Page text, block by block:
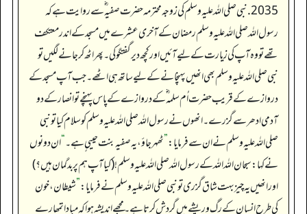
2035. نبی صلی اللہ علیہ وسلم کی زوجہ محترمہ حضرت صفیہ ؓ سے روایت ہے کہ
رسول اللہ صلی اللہ علیہ وسلم رمضان کے آخری عشرے میں مسجد کے اندر معتکف
تھے تو وہ آپ کی زیارت کے لیے آئیں اور کچھ دیر گفتگو کی۔ پھر اٹھ کر جانےلگیں تو
نبی صلی اللہ علیہ وسلم بھی انھیں پہنچانے کے لیے ساتھ ہی اٹھے۔ جب آپ مسجد کے
دروازے کےقریب حضرت اُم سلمہ ؓ کے دروازے کے پاس پہنچے تو انصارکے دو
آدمی ادھر سے گزرے۔ انھوں نے رسول اللہ صلی اللہ علیہ وسلم کو سلام کیا تو نبی
صلی اللہ علیہ وسلم نے ان سے فرمایا:”ٹھہرجاؤ، یہ صفیہ بنت حییی ٍ ہے۔“ان دونوں
نےکہا: سبحان اللہ اللہ کے رسول اللہ صلی اللہ علیہ وسلم !(کیا آپ ہم پر بدگمان ہیں؟)
اور انھیں یہ چیز بہت شاق گزری تو نبی صلی اللہ علیہ وسلم نے فرمایا:”شیطان، خون
کی طرح انسان کے رگ و ریشے میں گردش کرتا ہے۔ مجھے اندیشہ ہوا کہ مبادا تمھارے